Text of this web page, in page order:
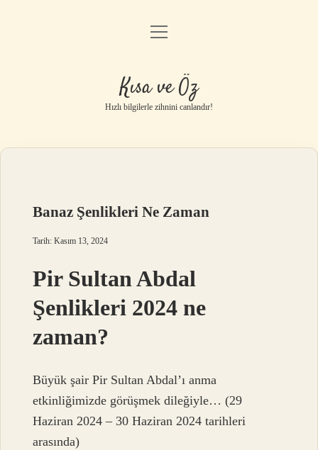
Anasayfa
Gizlilik Politikası
Yasal Uyarı
menüyü
Kısa ve Öz
Hızlı bilgilerle zihnini canlandır!
Banaz Şenlikleri Ne Zaman
Tarih: Kasım 13, 2024
Pir Sultan Abdal
Şenlikleri 2024 ne
zaman?
Büyük şair Pir Sultan Abdal’ı anma
etkinliğimizde görüşmek dileğiyle… (29
Haziran 2024 – 30 Haziran 2024 tarihleri ​​
arasında)